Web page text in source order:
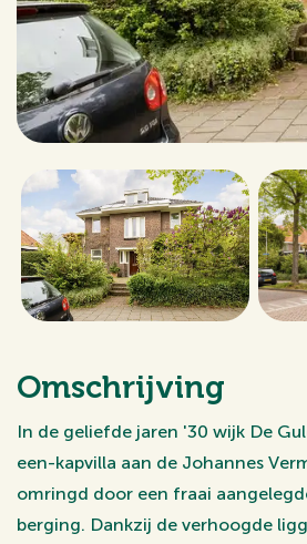
Omschrijving
In de geliefde jaren '30 wijk De
een-kapvilla aan de Johannes
omringd door een fraai
berging. Dankzij de verhoogde